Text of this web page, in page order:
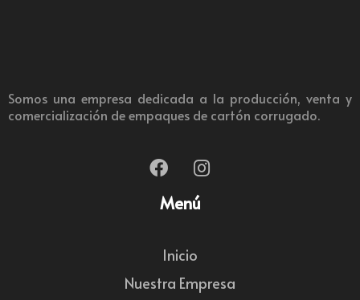
Somos una empresa dedicada a la producción, venta y
comercialización de empaques de cartón corrugado.
Menú
Inicio
Nuestra Empresa